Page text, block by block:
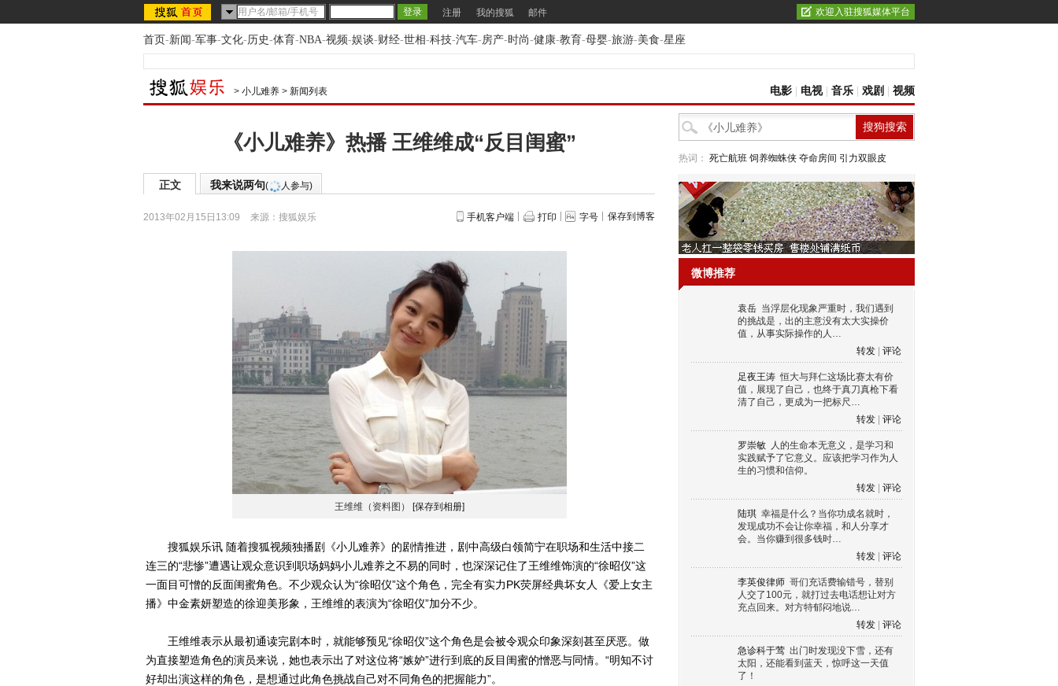
注册 我的搜狐 邮件 欢迎入驻搜狐媒体平台
首页-新闻-军事-文化-历史-体育-NBA-视频-娱谈-财经-世相-科技-汽车-房产-时尚-健康-教育-母婴-旅游-美食-星座
> 小儿难养 > 新闻列表 电影 电视| 音乐 戏剧 视频
《小儿难养》热播 王维维成“反目闺蜜”
正文 我来说两句( 人参与)
2013年02月15日13:09 来源： 搜狐娱乐 手机客户端 打印 字号 保存到博客
王维维（资料图） [保存到相册]
搜狐娱乐讯 随着搜狐视频独播剧《小儿难养》的剧情推进，剧中高级白领简宁在职场和生活中接二
连三的“悲惨”遭遇让观众意识到职场妈妈小儿难养之不易的同时，也深深记住了王维维饰演的“徐昭仪”这
一面目可憎的反面闺蜜角色。不少观众认为“徐昭仪”这个角色，完全有实力PK荧屏经典坏女人《爱上女主
播》中金素妍塑造的徐迎美形象，王维维的表演为“徐昭仪”加分不少。
王维维表示从最初通读完剧本时，就能够预见“徐昭仪”这个角色是会被令观众印象深刻甚至厌恶。做
为直接塑造角色的演员来说，她也表示出了对这位将“嫉妒”进行到底的反目闺蜜的憎恶与同情。“明知不讨
好却出演这样的角色，是想通过此角色挑战自己对不同角色的把握能力”。
热词： 死亡航班 饲养蜘蛛侠 夺命房间 引力双眼皮
微博推荐
袁岳 当浮层化现象严重时，我们遇到
的挑战是，出的主意没有太大实操价
值，从事实际操作的人…
转发
评论
足夜王涛 恒大与拜仁这场比赛太有价
值，展现了自己，也终于真刀真枪下看
清了自己，更成为一把标尺…
转发
评论
罗崇敏 人的生命本无意义，是学习和
实践赋予了它意义。应该把学习作为人
生的习惯和信仰。
转发
评论
陆琪 幸福是什么？当你功成名就时，
发现成功不会让你幸福，和人分享才
会。当你赚到很多钱时…
转发
评论
李英俊律师 哥们充话费输错号，替别
人交了100元，就打过去电话想让对方
充点回来。对方特郁闷地说…
转发
评论
急诊科于莺 出门时发现没下雪，还有
太阳，还能看到蓝天，惊呼这一天值
了！